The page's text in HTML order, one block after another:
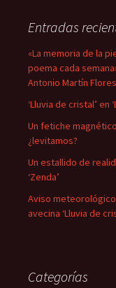
Entradas
«La memoria de la
poema cada
Antonio Martín Flores
‘Lluvia de cristal’ en
Un fetiche
¿levitamos?
Un estallido de
‘Zenda’
Aviso
avecina ‘Lluvia de
Categorías